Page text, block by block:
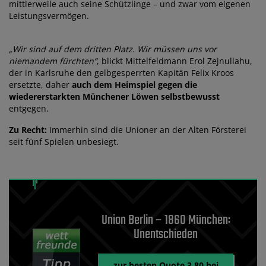
mittlerweile auch seine Schützlinge – und zwar vom eigenen
Leistungsvermögen.
„Wir sind auf dem dritten Platz. Wir müssen uns vor
niemandem fürchten“, blickt Mittelfeldmann Erol Zejnullahu,
der in Karlsruhe den gelbgesperrten Kapitän Felix Kroos
ersetzte, daher auch dem Heimspiel gegen die
wiedererstarkten Münchener Löwen selbstbewusst
entgegen.
Zu Recht: Immerhin sind die Unioner an der Alten Försterei
seit fünf Spielen unbesiegt.
Union Berlin – 1860 München:
Unentschieden